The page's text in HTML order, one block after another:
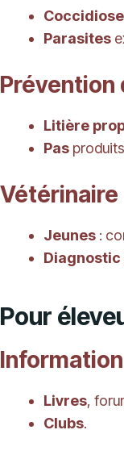
Parasites
Prévention
Litière
Pas
Vétérinaire
Jeunes :
Diagnostic
Pour
Information
Livres,
Clubs.